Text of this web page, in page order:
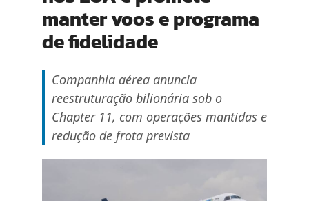
manter voos e programa
de fidelidade
Companhia aérea anuncia
reestruturação bilionária sob o
Chapter 11, com operações mantidas e
redução de frota prevista